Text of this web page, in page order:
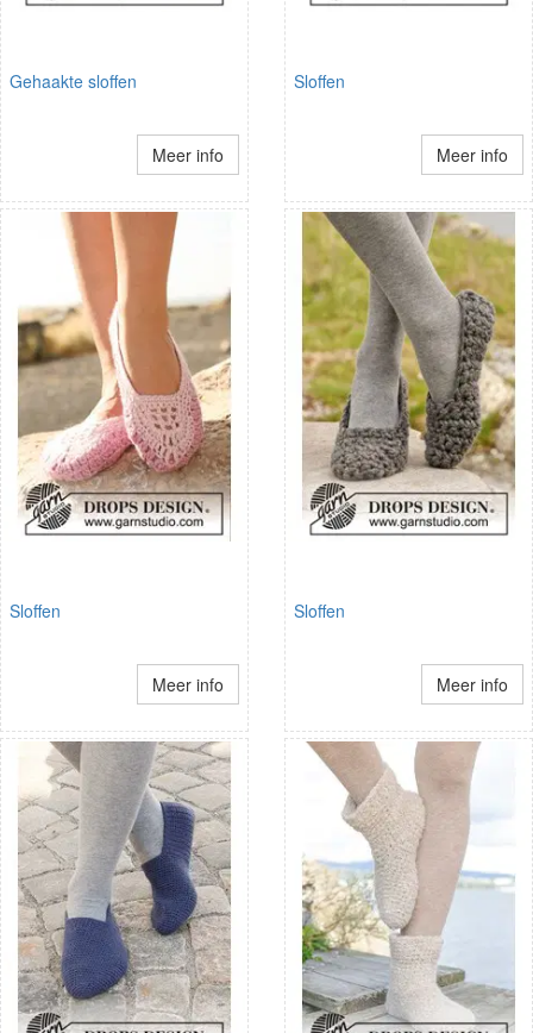
Gehaakte sloffen
Meer info
Sloffen
Meer info
Sloffen
Meer info
Sloffen
Meer info